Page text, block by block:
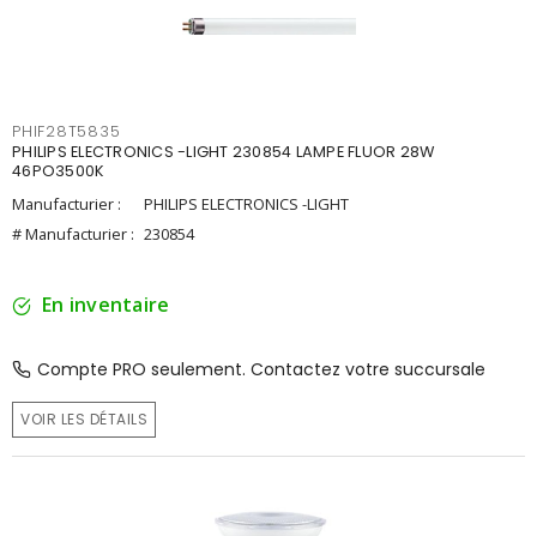
PHIF28T5835
PHILIPS ELECTRONICS -LIGHT 230854 LAMPE FLUOR 28W
46PO3500K
Manufacturier :
PHILIPS ELECTRONICS -LIGHT
# Manufacturier : 230854
En inventaire
Compte PRO seulement. Contactez votre succursale
VOIR LES DÉTAILS